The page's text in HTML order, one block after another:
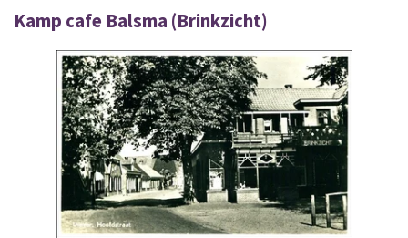
Kamp cafe Balsma (Brinkzicht)